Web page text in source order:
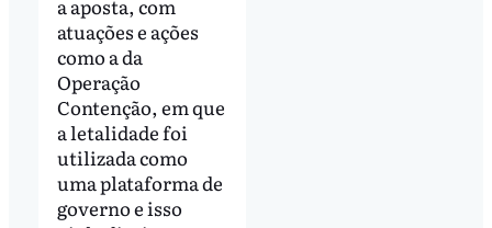
a aposta, com
atuações e ações
como a da
Operação
Contenção, em que
a letalidade foi
utilizada como
uma plataforma de
governo e isso